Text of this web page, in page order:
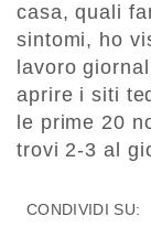
casa, quali
sintomi, ho
lavoro
aprire i siti
le prime 20
trovi 2-3 al
CONDIVIDI SU: